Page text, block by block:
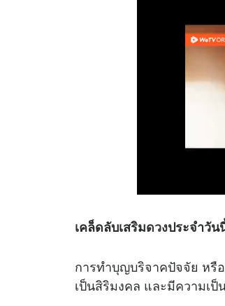
เคล็ดลับเสริมดวงประจำวัน
การทำบุญบริจาคปัจจัย หรื
เป็นสิริมงคล และมีความเป็